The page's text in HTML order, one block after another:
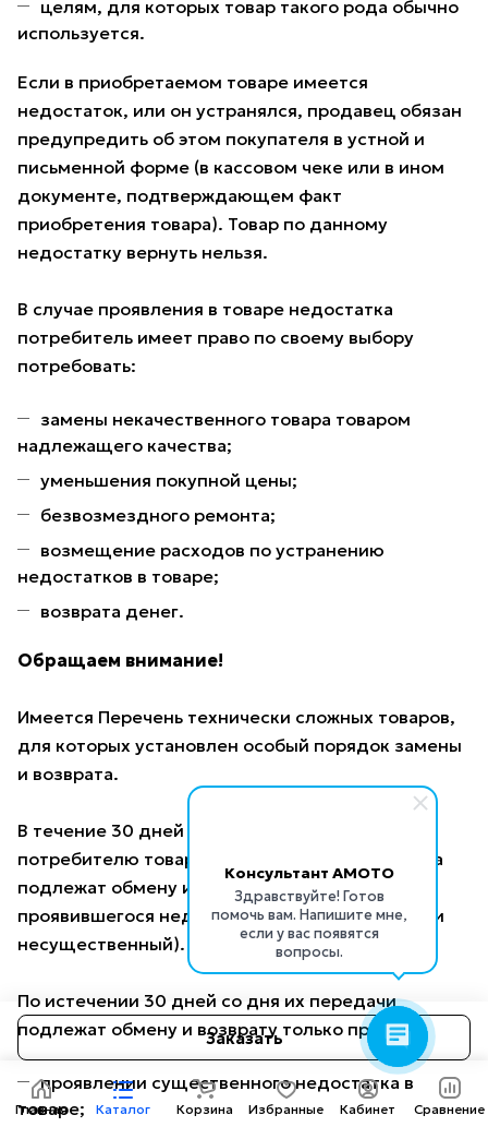
Консультант AMOTO
Здравствуйте! Готов
помочь вам. Напишите мне,
если у вас появятся
вопросы.
Заказать
целям, для которых товар такого рода обычно
используется.
Если в приобретаемом товаре имеется
недостаток, или он устранялся, продавец обязан
предупредить об этом покупателя в устной и
письменной форме (в кассовом чеке или в ином
документе, подтверждающем факт
приобретения товара). Товар по данному
недостатку вернуть нельзя.
В случае проявления в товаре недостатка
потребитель имеет право по своему выбору
потребовать:
замены некачественного товара товаром
надлежащего качества;
уменьшения покупной цены;
безвозмездного ремонта;
возмещение расходов по устранению
недостатков в товаре;
возврата денег.
Обращаем внимание!
Имеется Перечень технически сложных товаров,
для которых установлен особый порядок замены
и возврата.
В течение 30 дней со дня их передачи
потребителю товары ненадлежащего качества
подлежат обмену и возврату, независимо от
проявившегося недостатка (существенный или
несущественный).
По истечении 30 дней со дня их передачи
подлежат обмену и возврату только при:
проявлении существенного недостатка в
товаре;
Главная Каталог Корзина Избранные Кабинет Сравнение